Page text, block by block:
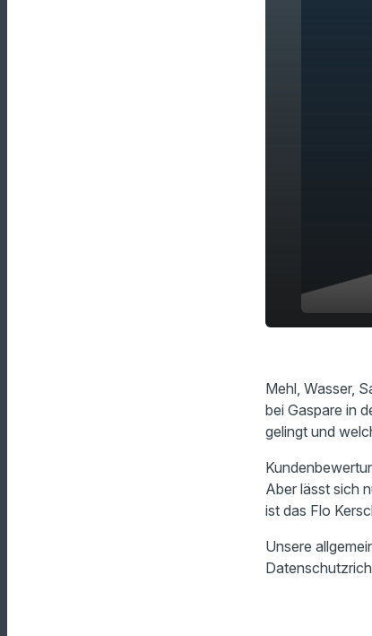
Mehl, Wasser,
bei Gaspare in
gelingt und
Aber lässt sich
ist das Flo
Unsere